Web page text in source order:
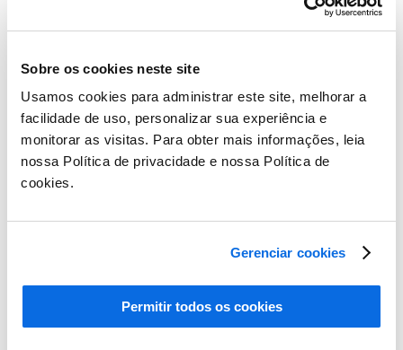
Sobre os cookies neste site
Usamos cookies para administrar este site, melhorar a
facilidade de uso, personalizar sua experiência e
monitorar as visitas. Para obter mais informações, leia
nossa Política de privacidade e nossa Política de
cookies.
Gerenciar cookies
Permitir todos os cookies